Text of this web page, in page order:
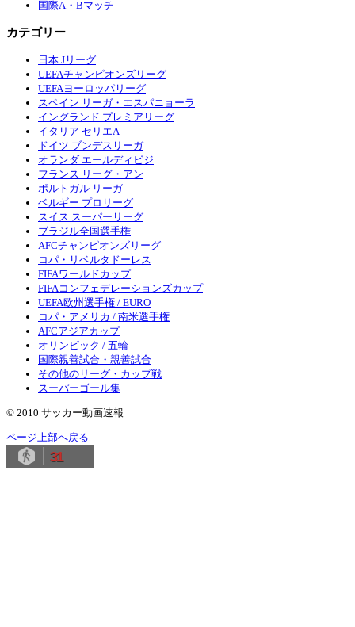
国際A・Bマッチ
カテゴリー
日本 Jリーグ
UEFAチャンピオンズリーグ
UEFAヨーロッパリーグ
スペイン リーガ・エスパニョーラ
イングランド プレミアリーグ
イタリア セリエA
ドイツ ブンデスリーガ
オランダ エールディビジ
フランス リーグ・アン
ポルトガル リーガ
ベルギー プロリーグ
スイス スーパーリーグ
ブラジル全国選手権
AFCチャンピオンズリーグ
コパ・リベルタドーレス
FIFAワールドカップ
FIFAコンフェデレーションズカップ
UEFA欧州選手権 / EURO
コパ・アメリカ / 南米選手権
AFCアジアカップ
オリンピック / 五輪
国際親善試合・親善試合
その他のリーグ・カップ戦
スーパーゴール集
© 2010 サッカー動画速報
ページ上部へ戻る
31